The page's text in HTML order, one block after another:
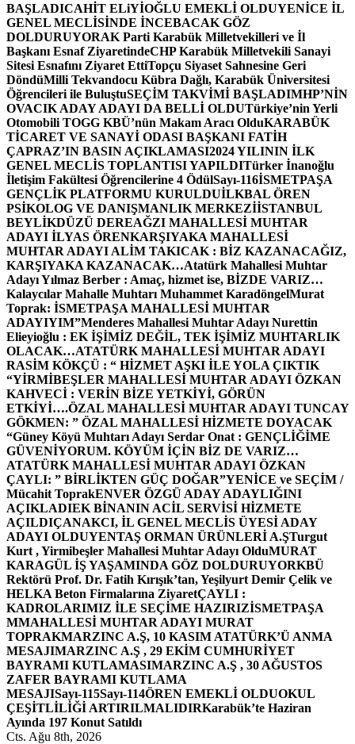
BAŞLADICAHİT ELiYİOĞLU EMEKLİ OLDUYENİCE İL
GENEL MECLİSİNDE İNCEBACAK GÖZ
DOLDURUYORAK Parti Karabük Milletvekilleri ve İl
Başkanı Esnaf ZiyaretindeCHP Karabük Milletvekili Sanayi
Sitesi Esnafını Ziyaret EttiTopçu Siyaset Sahnesine Geri
DöndüMilli Tekvandocu Kübra Dağlı, Karabük Üniversitesi
Öğrencileri ile BuluştuSEÇİM TAKVİMİ BAŞLADIMHP’NİN
OVACIK ADAY ADAYI DA BELLİ OLDUTürkiye’nin Yerli
Otomobili TOGG KBÜ’nün Makam Aracı OlduKARABÜK
TİCARET VE SANAYİ ODASI BAŞKANI FATİH
ÇAPRAZ’IN BASIN AÇIKLAMASI2024 YILININ İLK
GENEL MECLİS TOPLANTISI YAPILDITürker İnanoğlu
İletişim Fakültesi Öğrencilerine 4 ÖdülSayı-116İSMETPAŞA
GENÇLİK PLATFORMU KURULDUİLKBAL ÖREN
PSİKOLOG VE DANIŞMANLIK MERKEZİİSTANBUL
BEYLİKDÜZÜ DEREAĞZI MAHALLESİ MUHTAR
ADAYI İLYAS ÖRENKARŞIYAKA MAHALLESİ
MUHTAR ADAYI ALİM TAKICAK : BİZ KAZANACAĞIZ,
KARŞIYAKA KAZANACAK…Atatürk Mahallesi Muhtar
Adayı Yılmaz Berber : Amaç, hizmet ise, BİZDE VARIZ…
Kalaycılar Mahalle Muhtarı Muhammet KaradöngelMurat
Toprak: İSMETPAŞA MAHALLESİ MUHTAR
ADAYIYIM”Menderes Mahallesi Muhtar Adayı Nurettin
Elieyioğlu : EK İŞİMİZ DEĞİL, TEK İŞİMİZ MUHTARLIK
OLACAK…ATATÜRK MAHALLESİ MUHTAR ADAYI
RASİM KÖKÇÜ : “ HİZMET AŞKI İLE YOLA ÇIKTIK
“YİRMİBEŞLER MAHALLESİ MUHTAR ADAYI ÖZKAN
KAHVECİ : VERİN BİZE YETKİYİ, GÖRÜN
ETKİYİ….ÖZAL MAHALLESİ MUHTAR ADAYI TUNCAY
GÖKMEN: ” ÖZAL MAHALLESİ HİZMETE DOYACAK
“Güney Köyü Muhtarı Adayı Serdar Onat : GENÇLİĞİME
GÜVENİYORUM. KÖYÜM İÇİN BİZ DE VARIZ…
ATATÜRK MAHALLESİ MUHTAR ADAYI ÖZKAN
ÇAYLI: ” BİRLİKTEN GÜÇ DOĞAR”YENİCE ve SEÇİM /
Mücahit ToprakENVER ÖZGÜ ADAY ADAYLIĞINI
AÇIKLADIEK BİNANIN ACİL SERVİSİ HİZMETE
AÇILDIÇANAKCI, İL GENEL MECLİS ÜYESİ ADAY
ADAYI OLDUYENTAŞ ORMAN ÜRÜNLERİ A.ŞTurgut
Kurt , Yirmibeşler Mahallesi Muhtar Adayı OlduMURAT
KARAGÜL İŞ YAŞAMINDA GÖZ DOLDURUYORKBÜ
Rektörü Prof. Dr. Fatih Kırışık’tan, Yeşilyurt Demir Çelik ve
HELKA Beton Firmalarına ZiyaretÇAYLI :
KADROLARIMIZ İLE SEÇİME HAZIRIZİSMETPAŞA
MMAHALLESİ MUHTAR ADAYI MURAT
TOPRAKMARZINC A.Ş, 10 KASIM ATATÜRK’Ü ANMA
MESAJIMARZINC A.Ş , 29 EKİM CUMHURİYET
BAYRAMI KUTLAMASIMARZINC A.Ş , 30 AĞUSTOS
ZAFER BAYRAMI KUTLAMA
MESAJISayı-115Sayı-114ÖREN EMEKLİ OLDUOKUL
ÇEŞİTLİLİĞİ ARTIRILMALIDIRKarabük’te Haziran
Ayında 197 Konut Satıldı
Cts. Ağu 8th, 2026